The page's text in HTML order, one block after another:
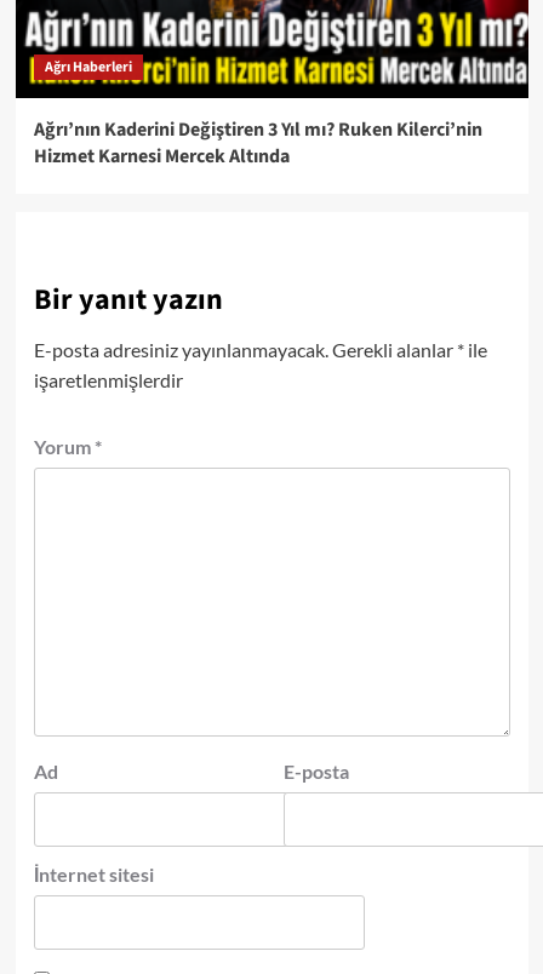
Ağrı Haberleri
Ağrı’nın Kaderini Değiştiren 3 Yıl mı? Ruken Kilerci’nin
Hizmet Karnesi Mercek Altında
Bir yanıt yazın
E-posta adresiniz yayınlanmayacak.Gerekli alanlar *ile
işaretlenmişlerdir
Yorum *
Ad E-posta
İnternet sitesi